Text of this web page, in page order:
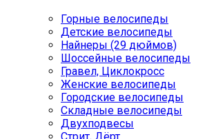
Горные велосипеды
Детские велосипеды
Найнеры (29 дюймов)
Шоссейные велосипеды
Гравел, Циклокросс
Женские велосипеды
Городcкие велосипеды
Складные велосипеды
Двухподвесы